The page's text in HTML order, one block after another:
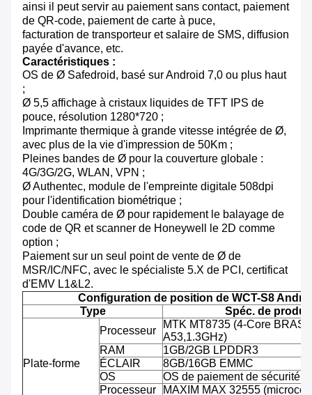
ainsi il peut servir au paiement sans contact, paiement
de QR-code, paiement de carte à puce,
facturation de transporteur et salaire de SMS, diffusion
payée d'avance, etc.
Caractéristiques :
OS de Ø Safedroid, basé sur Android 7,0 ou plus haut
;
Ø 5,5 affichage à cristaux liquides de TFT IPS de
pouce, résolution 1280*720 ;
Imprimante thermique à grande vitesse intégrée de Ø,
avec plus de la vie d'impression de 50Km ;
Pleines bandes de Ø pour la couverture globale :
4G/3G/2G, WLAN, VPN ;
Ø Authentec, module de l'empreinte digitale 508dpi
pour l'identification biométrique ;
Double caméra de Ø pour rapidement le balayage de
code de QR et scanner de Honeywell le 2D comme
option ;
Paiement sur un seul point de vente de Ø de
MSR/IC/NFC, avec le spécialiste 5.X de PCI, certificat
d'EMV L1&L2.
Configuration de position de WCT-S8
Type
Spéc. de produit
Plate-forme
Processeur
MTK MT8735 (4-Core BRAS
A53,1.3GHz)
RAM
1GB/2GB LPDDR3
ÉCLAIR
8GB/16GB EMMC
OS
OS de paiement de sécurité
Processeur
MAXIM MAX 32555